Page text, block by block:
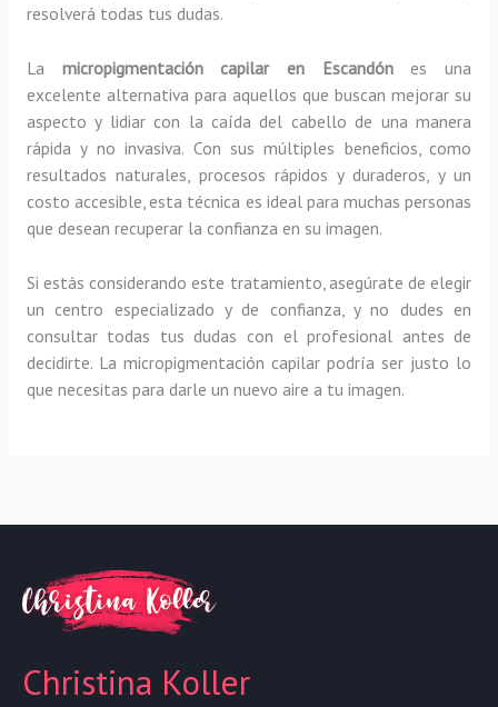
resolverá todas tus dudas.
La micropigmentación capilar en Escandónes una
excelente alternativa para aquellos que buscan mejorar su
aspecto y lidiar con la caída del cabello de una manera
rápida y no invasiva. Con sus múltiples beneficios, como
resultados naturales, procesos rápidos y duraderos, y un
costo accesible, esta técnica es ideal para muchas personas
que desean recuperar la confianza en su imagen.
Si estás considerando este tratamiento, asegúrate de elegir
un centro especializado y de confianza, y no dudes en
consultar todas tus dudas con el profesional antes de
decidirte. La micropigmentación capilar podría ser justo lo
que necesitas para darle un nuevo aire a tu imagen.
Christina Koller